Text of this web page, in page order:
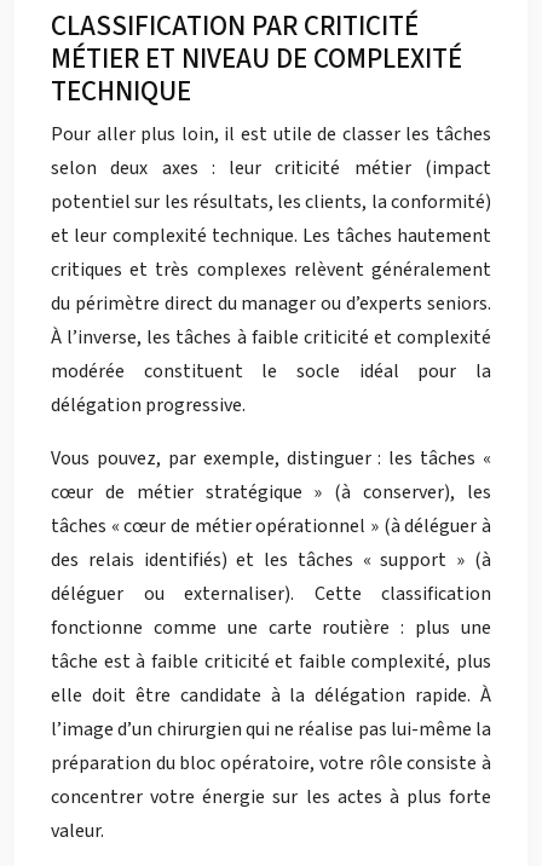
CLASSIFICATION PAR CRITICITÉ
MÉTIER ET NIVEAU DE COMPLEXITÉ
TECHNIQUE
Pour aller plus loin, il est utile de classer les tâches
selon deux axes : leur criticité métier (impact
potentiel sur les résultats, les clients, la conformité)
et leur complexité technique. Les tâches hautement
critiques et très complexes relèvent généralement
du périmètre direct du manager ou d’experts seniors.
À l’inverse, les tâches à faible criticité et complexité
modérée constituent le socle idéal pour la
délégation progressive.
Vous pouvez, par exemple, distinguer : les tâches «
cœur de métier stratégique » (à conserver), les
tâches « cœur de métier opérationnel » (à déléguer à
des relais identifiés) et les tâches « support » (à
déléguer ou externaliser). Cette classification
fonctionne comme une carte routière : plus une
tâche est à faible criticité et faible complexité, plus
elle doit être candidate à la délégation rapide. À
l’image d’un chirurgien qui ne réalise pas lui-même la
préparation du bloc opératoire, votre rôle consiste à
concentrer votre énergie sur les actes à plus forte
valeur.